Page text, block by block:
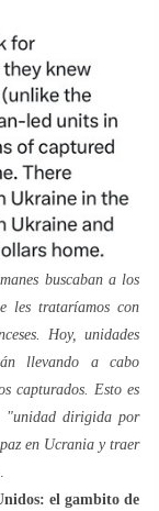
buscaban a los
les trataríamos con
Hoy, unidades
llevando a cabo
capturados. Esto es
"unidad dirigida por
en Ucrania y traer
.
el gambito de